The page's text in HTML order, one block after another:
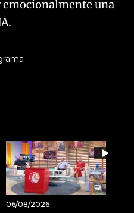
una
06/08/2026